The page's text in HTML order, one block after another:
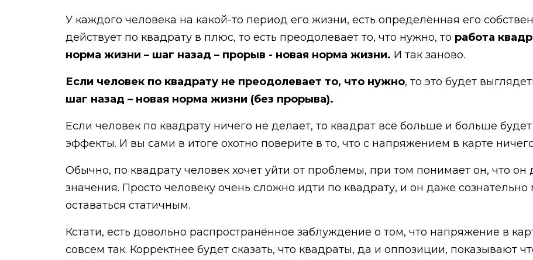
У каждого человека на какой-то период его жизни, есть определённая его
действует по квадрату в плюс, то есть преодолевает то, что нужно, то работа
норма жизни – шаг назад – прорыв - новая норма жизни. И так заново.
Если человек по квадрату не преодолевает то, что нужно, то это будет
шаг назад – новая норма жизни (без прорыва).
Если человек по квадрату ничего не делает, то квадрат всё больше и больше
эффекты. И вы сами в итоге охотно поверите в то, что с напряжением в карте
Обычно, по квадрату человек хочет уйти от проблемы, при том понимает он, что он
значения. Просто человеку очень сложно идти по квадрату, и он даже сознательно
оставаться статичным.
Кстати, есть довольно распространённое заблуждение о том, что напряжение в
совсем так. Корректнее будет сказать, что квадраты, да и оппозиции, показывают